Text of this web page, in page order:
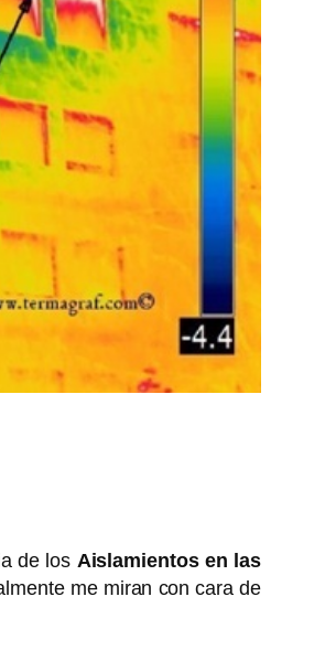
de los Aislamientos en las
me miran con cara de